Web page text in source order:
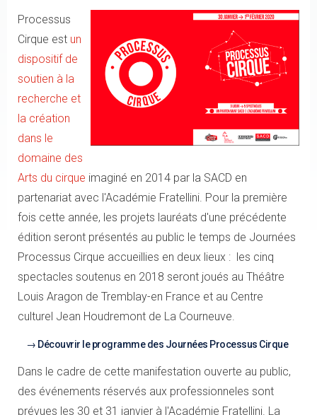
Processus
Cirque est un
dispositif de
soutien à la
recherche et
la création
dans le
domaine des
Arts du cirque imaginé en 2014 par la SACD en
partenariat avec l'Académie Fratellini. Pour la première
fois cette année, les projets lauréats d'une précédente
édition seront présentés au public le temps de Journées
Processus Cirque accueillies en deux lieux : les cinq
spectacles soutenus en 2018 seront joués au Théâtre
Louis Aragon de Tremblay-en France et au Centre
culturel Jean Houdremont de La Courneuve.
Découvrir le programme des Journées Processus Cirque
Dans le cadre de cette manifestation ouverte au public,
des événements réservés aux professionneles sont
prévues les 30 et 31 janvier à l'Académie Fratellini. La